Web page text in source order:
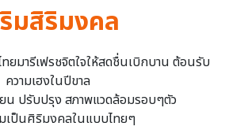
มสิริมงคล
ยมารีเฟรชจิตใจให้สดชื่นเบิกบาน ต้อนรับ
ความเฮงในปีขาล
น ปรับปรุง สภาพแวดล้อมรอบๆตัว
เป็นศิริมงคลในแบบไทยๆ